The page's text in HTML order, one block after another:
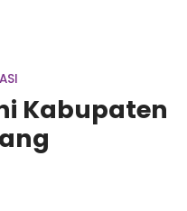
Kabupaten